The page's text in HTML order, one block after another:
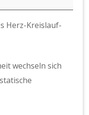
Herz-Kreislauf-
wechseln sich